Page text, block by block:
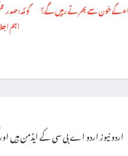
اہم
اردو نیوز اردو اے بی سی کے ایڈمن ہیں اور گزشتہ ۸ سال سے یہ فرائص سر